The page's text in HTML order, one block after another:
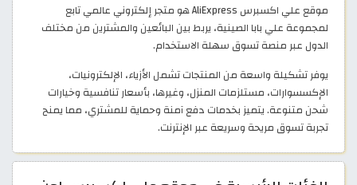
موقع علي اكسبرس AliExpress هو متجر إلكتروني عالمي تابع
لمجموعة علي بابا الصينية، يربط بين البائعين والمشترين من مختلف
الدول عبر منصة تسوق سهلة الاستخدام.
يوفر تشكيلة واسعة من المنتجات تشمل الأزياء، الإلكترونيات،
الإكسسوارات، مستلزمات المنزل، وغيرها، بأسعار تنافسية وخيارات
شحن متنوعة. يتميز بخدمات دفع آمنة وحماية للمشتري، مما يمنح
تجربة تسوق مريحة وسريعة عبر الإنترنت.